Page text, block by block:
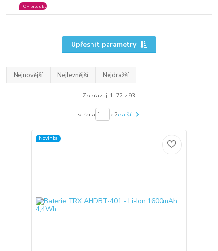
TOP produkt
Upřesnit parametry
Nejnovější Nejlevnější Nejdražší
Zobrazuji 1-72 z 93
strana z 2další
Novinka